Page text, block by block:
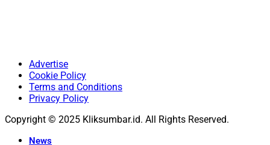
Advertise
Cookie Policy
Terms and Conditions
Privacy Policy
Copyright © 2025 Kliksumbar.id. All Rights Reserved.
News